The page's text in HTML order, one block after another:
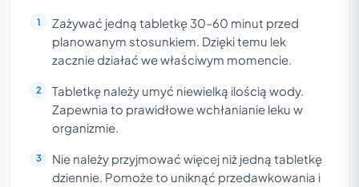
Zażywać jedną tabletkę 30–60 minut przed
planowanym stosunkiem. Dzięki temu lek
zacznie działać we właściwym momencie.
Tabletkę należy umyć niewielką ilością wody.
Zapewnia to prawidłowe wchłanianie leku w
organizmie.
Nie należy przyjmować więcej niż jedną tabletkę
dziennie. Pomoże to uniknąć przedawkowania i